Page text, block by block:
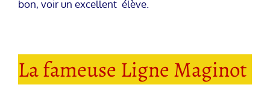
bon, voir un excellent élève.
La fameuse Ligne Maginot